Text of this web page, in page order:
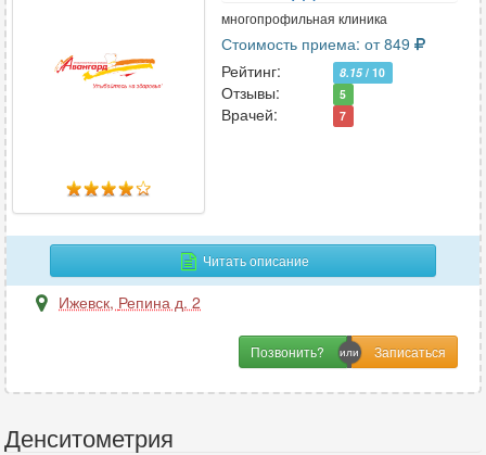
многопрофильная клиника
Стоимость приема: от 849
Рейтинг:
8.15/ 10
Отзывы: 5
Врачей: 7
Читать описание
Ижевск, Репина д. 2
Позвонить?
Денситометрия